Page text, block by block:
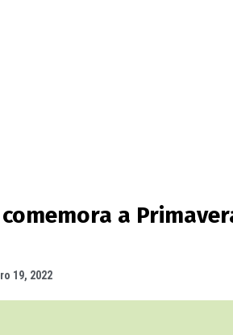
a
19, 2022